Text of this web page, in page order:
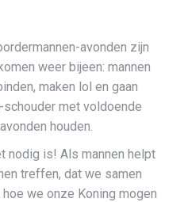
avonden zijn
weer bijeen: mannen
maken lol en gaan
met voldoende
houden.
nodig is! Als mannen helpt
treffen, dat we samen
we onze Koning mogen